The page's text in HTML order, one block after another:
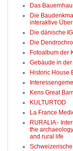
Das
Die
interaktive
Die dänische
Die
Fotoalbum der
Gebäude in
Historic House
Kens Great
KULTURTOD
La France
RURALIA -
the
and rural life